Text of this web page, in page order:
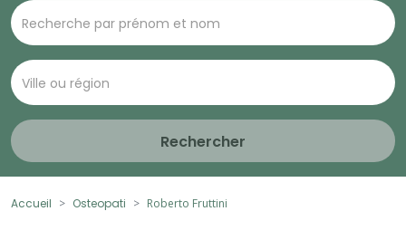
Rechercher
Accueil Osteopati Roberto Fruttini